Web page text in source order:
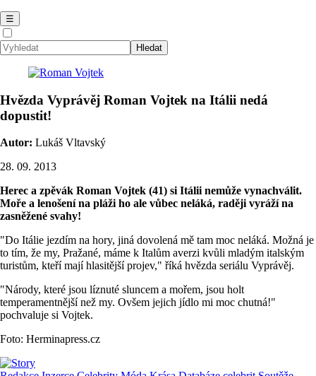
☰
Hvězda Vyprávěj Roman Vojtek na Itálii nedá
dopustit!
Autor: Lukáš Vltavský
28. 09. 2013
Herec a zpěvák Roman Vojtek (41) si Itálii nemůže vynachválit.
Moře a lenošení na pláži ho ale vůbec neláká, raději vyráží na
zasněžené svahy!
"Do Itálie jezdím na hory, jiná dovolená mě tam moc neláká. Možná je
to tím, že my, Pražané, máme k Italům averzi kvůli mladým italským
turistům, kteří mají hlasitější projev," říká hvězda seriálu Vyprávěj.
"Národy, které jsou líznuté sluncem a mořem, jsou holt
temperamentnější než my. Ovšem jejich jídlo mi moc chutná!"
pochvaluje si Vojtek.
Foto: Herminapress.cz